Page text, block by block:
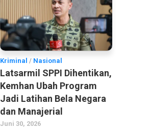
Kriminal / Nasional
Latsarmil SPPI Dihentikan,
Kemhan Ubah Program
Jadi Latihan Bela Negara
dan Manajerial
Juni 30, 2026